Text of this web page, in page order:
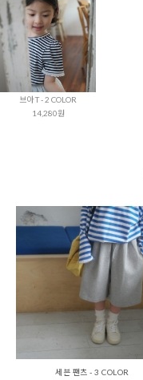
브아 T - 2 COLOR
14,280원
세븐 팬츠 - 3 COLOR